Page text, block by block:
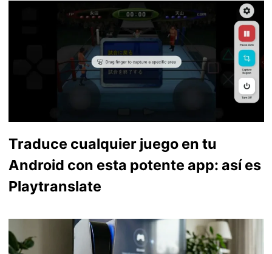
Traduce cualquier juego en tu
Android con esta potente app: así es
Playtranslate